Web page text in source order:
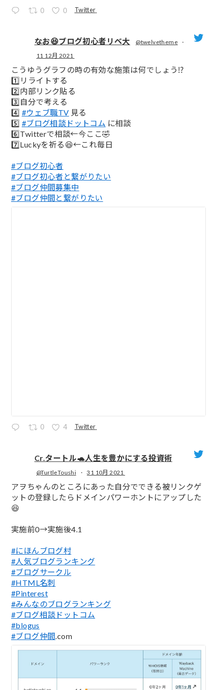
0 0 Twitter
なお😆ブログ初心者リベ大 @twelvetheme
·
11 12月 2021
こうゆうグラフの時の有効な施策は何でしょう⁉️
1️⃣リライトする
2️⃣内部リンク貼る
3️⃣自分で考える
4️⃣ #ウェブ職TV 見る
5️⃣ #ブログ相談ドットコム に相談
6️⃣Twitterで相談←今ここ🤣
7️⃣Luckyを祈る😆←これ毎日
#ブログ初心者
#ブログ初心者と繋がりたい
#ブログ仲間募集中
#ブログ仲間と繋がりたい
0 4 Twitter
Cr.タートル🐢人生を豊かにする投資術
@TurtleToushi · 31 10月 2021
アヲちゃんのところにあった自分でできる被リンクゲ
ットの登録したらドメインパワーホントにアップした
😆
実施前0→実施後4.1
#にほんブログ村
#人気ブログランキング
#ブログサークル
#HTML名刺
#Pinterest
#みんなのブログランキング
#ブログ相談ドットコム
#blogus
#ブログ仲間 .com